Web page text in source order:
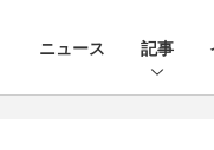
ニュース 記事